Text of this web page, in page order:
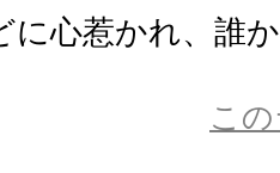
に心惹かれ、誰
こ